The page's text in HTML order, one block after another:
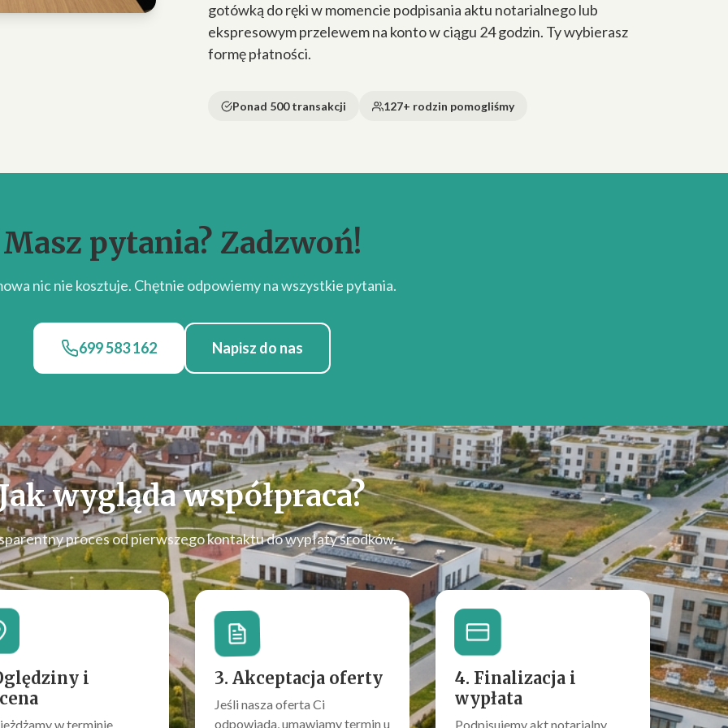
gotówką do ręki w momencie podpisania aktu notarialnego lub
ekspresowym przelewem na konto w ciągu 24 godzin. Ty wybierasz
formę płatności.
Ponad 500 transakcji 127+ rodzin pomogliśmy
Masz pytania? Zadzwoń!
nic nie kosztuje. Chętnie odpowiemy na wszystkie pytania.
699 583 162 Napisz do nas
wygląda współpraca?
proces od pierwszego kontaktu do wypłaty środków.
i
w terminie
3. Akceptacja oferty
Jeśli nasza oferta Ci
odpowiada, umawiamy termin u
4. Finalizacja i
wypłata
Podpisujemy akt notarialny.